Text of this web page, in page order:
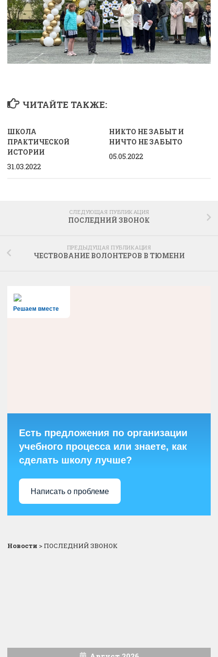
ЧИТАЙТЕ ТАКЖЕ:
ШКОЛА
ПРАКТИЧЕСКОЙ
ИСТОРИИ
31.03.2022
НИКТО НЕ ЗАБЫТ И
НИЧТО НЕ ЗАБЫТО
05.05.2022
СЛЕДУЮЩАЯ ПУБЛИКАЦИЯ
ПОСЛЕДНИЙ ЗВОНОК
ПРЕДЫДУЩАЯ ПУБЛИКАЦИЯ
ЧЕСТВОВАНИЕ ВОЛОНТЕРОВ В ТЮМЕНИ
Решаем вместе
Есть предложения по организации
учебного процесса или знаете, как
сделать школу лучше?
Написать о проблеме
Новости >ПОСЛЕДНИЙ ЗВОНОК